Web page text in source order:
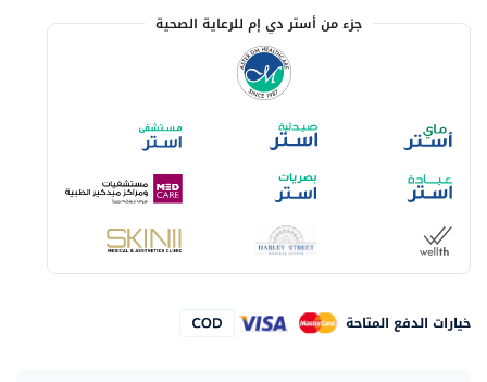
جزء من أستر دي إم للرعاية الصحية
خيارات الدفع المتاحة